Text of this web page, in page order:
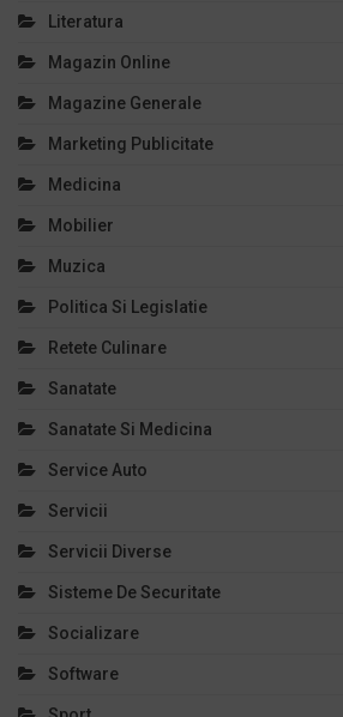
Literatura
Magazin Online
Magazine Generale
Marketing Publicitate
Medicina
Mobilier
Muzica
Politica Si Legislatie
Retete Culinare
Sanatate
Sanatate Si Medicina
Service Auto
Servicii
Servicii Diverse
Sisteme De Securitate
Socializare
Software